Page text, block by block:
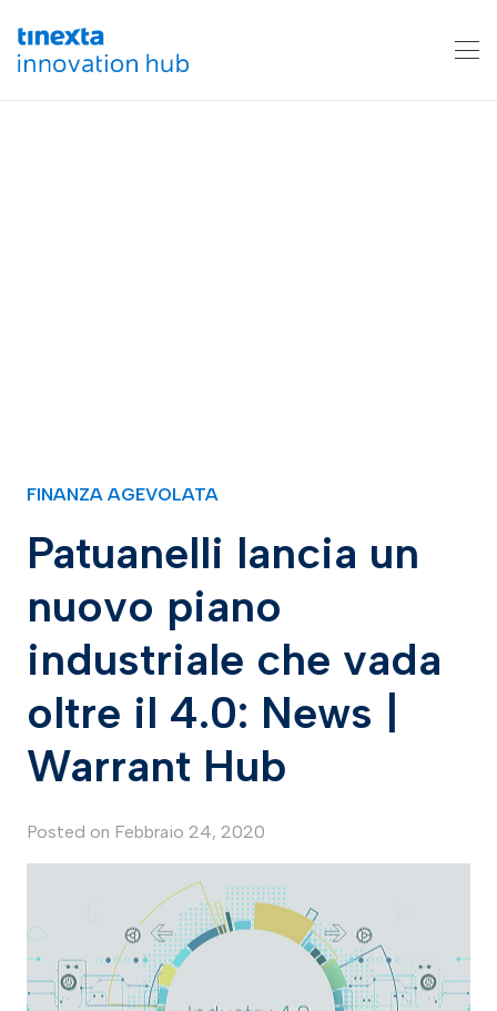
FINANZA AGEVOLATA
Patuanelli lancia un
nuovo piano
industriale che vada
oltre il 4.0: News |
Warrant Hub
Posted on Febbraio 24, 2020